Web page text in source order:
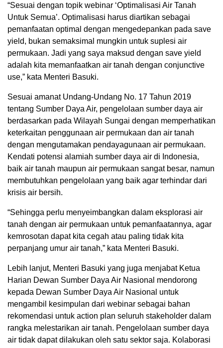
“Sesuai dengan topik webinar ‘Optimalisasi Air Tanah
Untuk Semua’. Optimalisasi harus diartikan sebagai
pemanfaatan optimal dengan mengedepankan pada save
yield, bukan semaksimal mungkin untuk suplesi air
permukaan. Jadi yang saya maksud dengan save yield
adalah kita memanfaatkan air tanah dengan conjunctive
use,” kata Menteri Basuki.
Sesuai amanat Undang-Undang No. 17 Tahun 2019
tentang Sumber Daya Air, pengelolaan sumber daya air
berdasarkan pada Wilayah Sungai dengan memperhatikan
keterkaitan penggunaan air permukaan dan air tanah
dengan mengutamakan pendayagunaan air permukaan.
Kendati potensi alamiah sumber daya air di Indonesia,
baik air tanah maupun air permukaan sangat besar, namun
membutuhkan pengelolaan yang baik agar terhindar dari
krisis air bersih.
“Sehingga perlu menyeimbangkan dalam eksplorasi air
tanah dengan air permukaan untuk pemanfaatannya, agar
kemrosotan dapat kita cegah atau paling tidak kita
perpanjang umur air tanah,” kata Menteri Basuki.
Lebih lanjut, Menteri Basuki yang juga menjabat Ketua
Harian Dewan Sumber Daya Air Nasional mendorong
kepada Dewan Sumber Daya Air Nasional untuk
mengambil kesimpulan dari webinar sebagai bahan
rekomendasi untuk action plan seluruh stakeholder dalam
rangka melestarikan air tanah. Pengelolaan sumber daya
air tidak dapat dilakukan oleh satu sektor saja. Kolaborasi